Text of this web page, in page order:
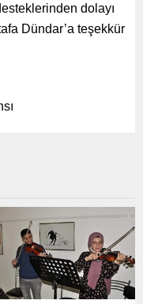
dolayı
Dündar’a teşekkür